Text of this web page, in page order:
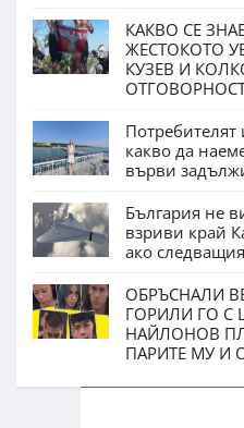
КАКВО СЕ
ЖЕСТОКОТО
КУЗЕВ И
какво да
върви
България не
взриви край
ако
ОБРЪСНАЛИ
ГОРИЛИ ГО С
НАЙЛОНОВ
ПАРИТЕ МУ И